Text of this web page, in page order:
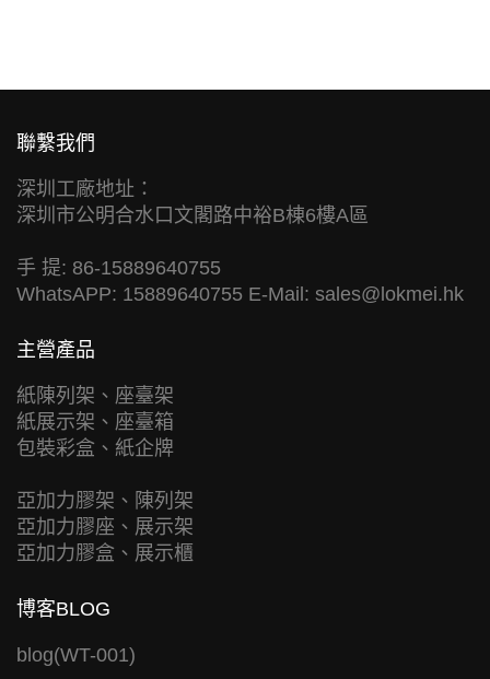
聯繫我們
深圳工廠地址：
深圳市公明合水口文閣路中裕B棟6樓A區
手 提: 86-15889640755
WhatsAPP: 15889640755 E-Mail: sales@lokmei.hk
主營產品
紙陳列架、座臺架
紙展示架、座臺箱
包裝彩盒、紙企牌
亞加力膠架、陳列架
亞加力膠座、展示架
亞加力膠盒、展示櫃
博客BLOG
blog(WT-001)